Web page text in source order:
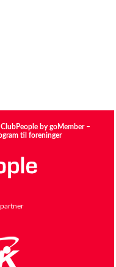
ClubPeople by goMember –
til foreninger